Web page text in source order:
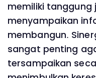
memiliki tanggung
menyampaikan
membangun.
sangat penting
tersampaikan